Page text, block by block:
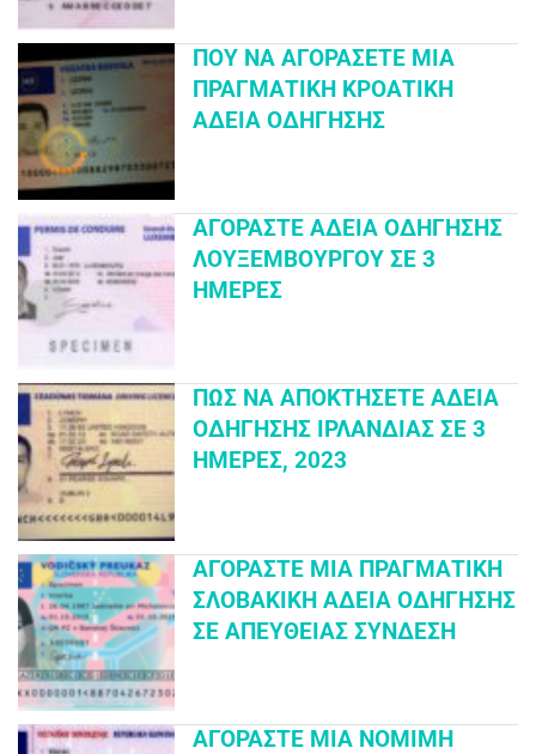
ΠΟΎ ΝΑ ΑΓΟΡΆΣΕΤΕ ΜΙΑ
ΠΡΑΓΜΑΤΙΚΉ ΚΡΟΑΤΙΚΉ
ΆΔΕΙΑ ΟΔΉΓΗΣΗΣ
ΑΓΟΡΆΣΤΕ ΆΔΕΙΑ ΟΔΉΓΗΣΗΣ
ΛΟΥΞΕΜΒΟΎΡΓΟΥ ΣΕ 3
ΗΜΈΡΕΣ
ΠΏΣ ΝΑ ΑΠΟΚΤΉΣΕΤΕ ΆΔΕΙΑ
ΟΔΉΓΗΣΗΣ ΙΡΛΑΝΔΊΑΣ ΣΕ 3
ΗΜΈΡΕΣ, 2023
ΑΓΟΡΆΣΤΕ ΜΙΑ ΠΡΑΓΜΑΤΙΚΉ
ΣΛΟΒΑΚΙΚΉ ΆΔΕΙΑ ΟΔΉΓΗΣΗΣ
ΣΕ ΑΠΕΥΘΕΊΑΣ ΣΎΝΔΕΣΗ
ΑΓΟΡΆΣΤΕ ΜΙΑ ΝΌΜΙΜΗ